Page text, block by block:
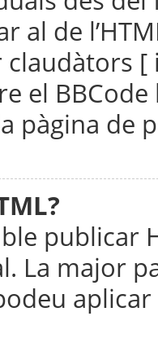
al de
[
el
pàgina de
publicar
La major